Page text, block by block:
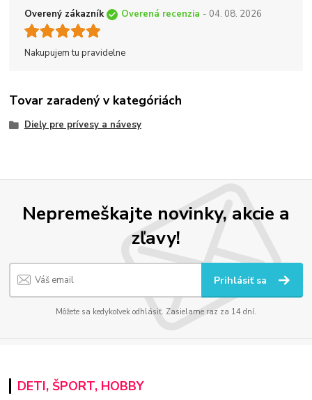
Overený zákazník Overená recenzia - 04. 08. 2026
Nakupujem tu pravidelne
Tovar zaradený v kategóriách
Diely pre prívesy a návesy
Nepremeškajte novinky, akcie a
zľavy!
Prihlásiť sa
Môžete sa kedykoľvek odhlásiť. Zasielame raz za 14 dní.
DETI, ŠPORT, HOBBY